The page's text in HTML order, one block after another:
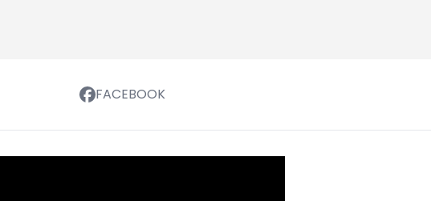
FACEBOOK